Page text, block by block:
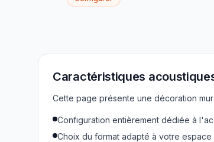
Caractéristiques
Cette page présente une décoration
Configuration entièrement dédiée à
Choix du format adapté à votre espace